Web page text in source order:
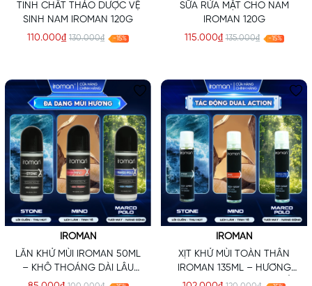
TINH CHẤT THẢO DƯỢC VỆ
SINH NAM IROMAN 120G
110.000₫ 130.000₫ -15%
SỮA RỬA MẶT CHO NAM
IROMAN 120G
115.000₫ 135.000₫ -15%
IROMAN
LĂN KHỬ MÙI IROMAN 50ML
– KHÔ THOÁNG DÀI LÂU
HƯƠNG NƯỚC HOA PHÁP
IROMAN
XỊT KHỬ MÙI TOÀN THÂN
IROMAN 135ML – HƯƠNG
NƯỚC HOA PHÁP CAO CẤP